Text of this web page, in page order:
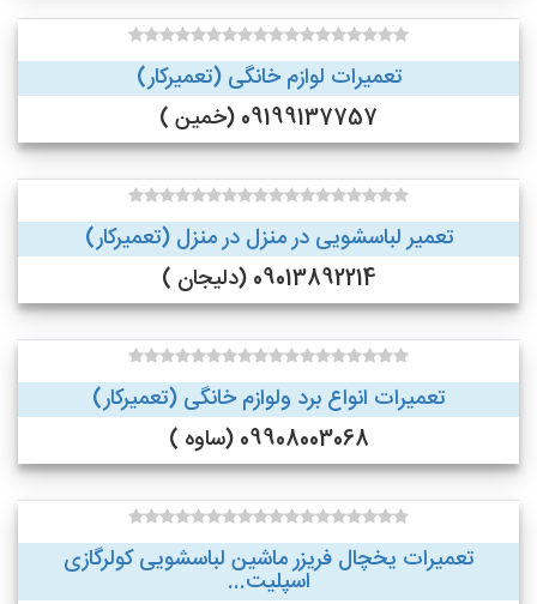
تعمیرات لوازم خانگی (تعمیرکار)
09199137757 (خمین )
تعمیر لباسشویی در منزل در منزل (تعمیرکار)
09013892214 (دلیجان )
تعمیرات انواع برد ولوازم خانگی (تعمیرکار)
09908003068 (ساوه )
تعمیرات یخچال فریزر ماشین لباسشویی کولرگازی
اسپلیت...